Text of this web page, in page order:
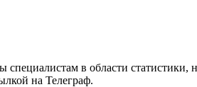
в области статистики,
на Телеграф.